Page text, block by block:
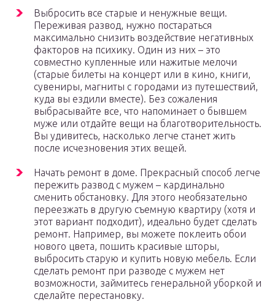
Выбросить все старые и ненужные вещи.
Переживая развод, нужно постараться
максимально снизить воздействие негативных
факторов на психику. Один из них – это
совместно купленные или нажитые мелочи
(старые билеты на концерт или в кино, книги,
сувениры, магниты с городами из путешествий,
куда вы ездили вместе). Без сожаления
выбрасывайте все, что напоминает о бывшем
муже или отдайте вещи на благотворительность.
Вы удивитесь, насколько легче станет жить
после исчезновения этих вещей.
Начать ремонт в доме. Прекрасный способ легче
пережить развод с мужем – кардинально
сменить обстановку. Для этого необязательно
переезжать в другую съемную квартиру (хотя и
этот вариант подходит), идеально будет сделать
ремонт. Например, вы можете поклеить обои
нового цвета, пошить красивые шторы,
выбросить старую и купить новую мебель. Если
сделать ремонт при разводе с мужем нет
возможности, займитесь генеральной уборкой и
сделайте перестановку.